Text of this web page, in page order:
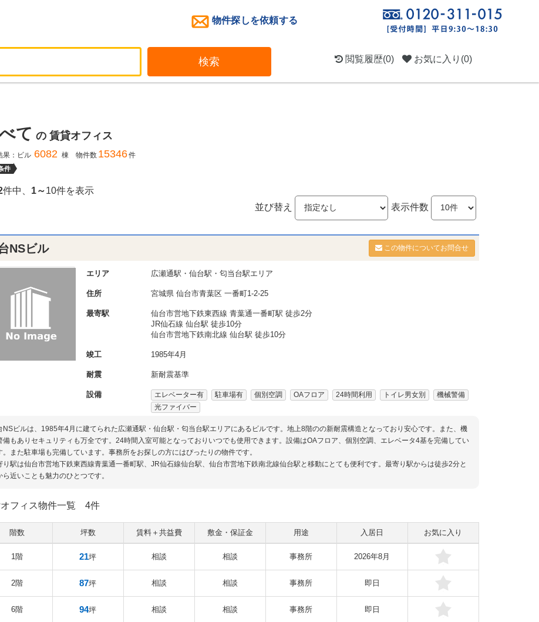
物件探しを依頼する
検索 閲覧履歴(0) お気に入り (0)
て の 賃貸オフィス
果：ビル 6082 棟 物件数 15346件
件
件中、 1～10件を表示
表示件数
並び替え
NSビル この物件についてお問合せ
エリア 広瀬通駅・仙台駅・匂当台駅エリア
住所 宮城県 仙台市青葉区一番町1-2-25
最寄駅
仙台市営地下鉄東西線 青葉通一番町駅 徒歩2分
JR仙石線 仙台駅 徒歩10分
仙台市営地下鉄南北線 仙台駅 徒歩10分
竣工 1985年4月
耐震 新耐震基準
設備 エレベーター有 駐車場有 個別空調 OAフロア 24時間利用 トイレ男女別
機械警備
光ファイバー
NSビルは、1985年4月に建てられた広瀬通駅・仙台駅・匂当台駅エリアにあるビルです。地上8階のの新耐震構造となっており安心です。また、機
備もありセキュリティも万全です。24時間入室可能となっておりいつでも使用できます。設備はOAフロア、個別空調、エレベータ4基を完備してい
。また駐車場も完備しています。事務所をお探しの方にはぴったりの物件です。
り駅は仙台市営地下鉄東西線青葉通一番町駅、JR仙石線仙台駅、仙台市営地下鉄南北線仙台駅と移動にとても便利です。最寄り駅からは徒歩2分と
ら近いことも魅力のひとつです。
フィス物件一覧 4件
階数 坪数 賃料＋共益費 敷金・保証金 用途 入居日 お気に入り
1階 21坪 相談 相談 事務所 2026年8月
2階 87坪 相談 相談 事務所 即日
6階 94坪 相談 相談 事務所 即日